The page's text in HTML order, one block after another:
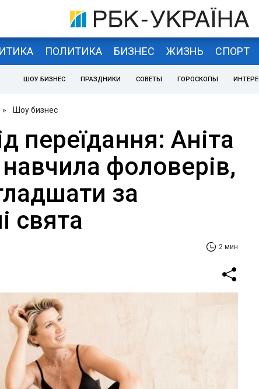
ПОЛИТИКА БИЗНЕС ЖИЗНЬ СПОРТ
ШОУ БИЗНЕС ПРАЗДНИКИ СОВЕТЫ ГОРОСКОПЫ
» Шоу бизнес
переїдання: Аніта
фоловерів,
за
свята
2 мин